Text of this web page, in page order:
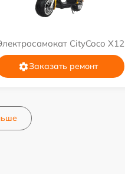
CityCoco X12
Заказать ремонт